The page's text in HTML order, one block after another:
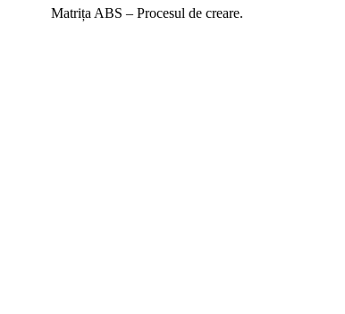
Matrița ABS – Procesul de creare.